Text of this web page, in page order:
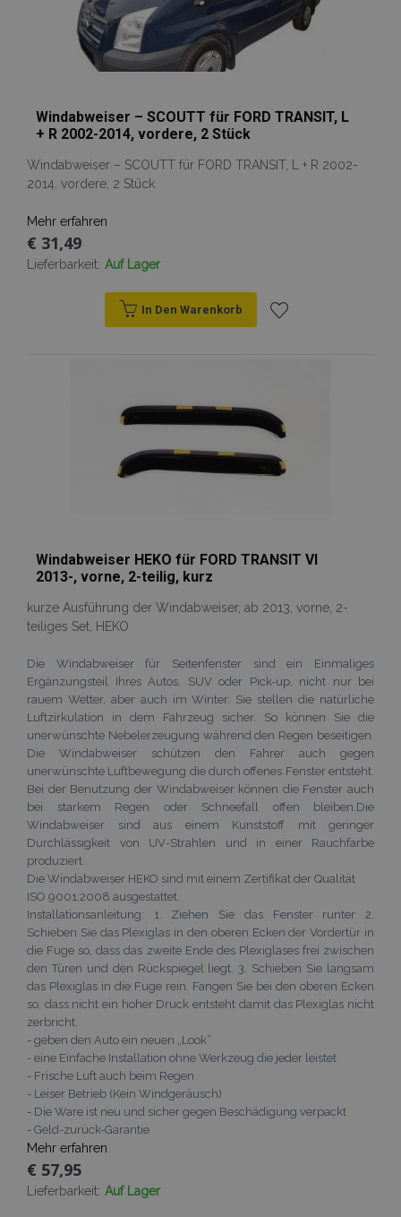
Windabweiser – SCOUTT für FORD TRANSIT, L
+ R 2002-2014, vordere, 2 Stück
Windabweiser – SCOUTT für FORD TRANSIT, L + R 2002-
2014, vordere, 2 Stück
Mehr erfahren
€ 31,49
Lieferbarkeit: Auf Lager
In Den Warenkorb
hinzufügen
Windabweiser HEKO für FORD TRANSIT VI
2013-, vorne, 2-teilig, kurz
kurze Ausführung der Windabweiser, ab 2013, vorne, 2-
teiliges Set, HEKO
Die Windabweiser für Seitenfenster sind ein Einmaliges
Ergänzungsteil Ihres Autos, SUV oder Pick-up, nicht nur bei
rauem Wetter, aber auch im Winter. Sie stellen die natürliche
Luftzirkulation in dem Fahrzeug sicher. So können Sie die
unerwünschte Nebelerzeugung während den Regen beseitigen.
Die Windabweiser schützen den Fahrer auch gegen
unerwünschte Luftbewegung die durch offenes Fenster entsteht.
Bei der Benutzung der Windabweiser können die Fenster auch
bei starkem Regen oder Schneefall offen bleiben.Die
Windabweiser sind aus einem Kunststoff mit geringer
Durchlässigkeit von UV-Strahlen und in einer Rauchfarbe
produziert.
Die Windabweiser HEKO sind mit einem Zertifikat der Qualität
ISO 9001:2008 ausgestattet.
Installationsanleitung: 1. Ziehen Sie das Fenster runter 2.
Schieben Sie das Plexiglas in den oberen Ecken der Vordertür in
die Fuge so, dass das zweite Ende des Plexiglases frei zwischen
den Türen und den Rückspiegel liegt. 3. Schieben Sie langsam
das Plexiglas in die Fuge rein. Fangen Sie bei den oberen Ecken
so, dass nicht ein hoher Druck entsteht damit das Plexiglas nicht
zerbricht.
- geben den Auto ein neuen „Look“
- eine Einfache Installation ohne Werkzeug die jeder leistet
- Frische Luft auch beim Regen
- Leiser Betrieb (Kein Windgeräusch)
- Die Ware ist neu und sicher gegen Beschädigung verpackt
- Geld-zurück-Garantie
Mehr erfahren
€ 57,95
Lieferbarkeit: Auf Lager